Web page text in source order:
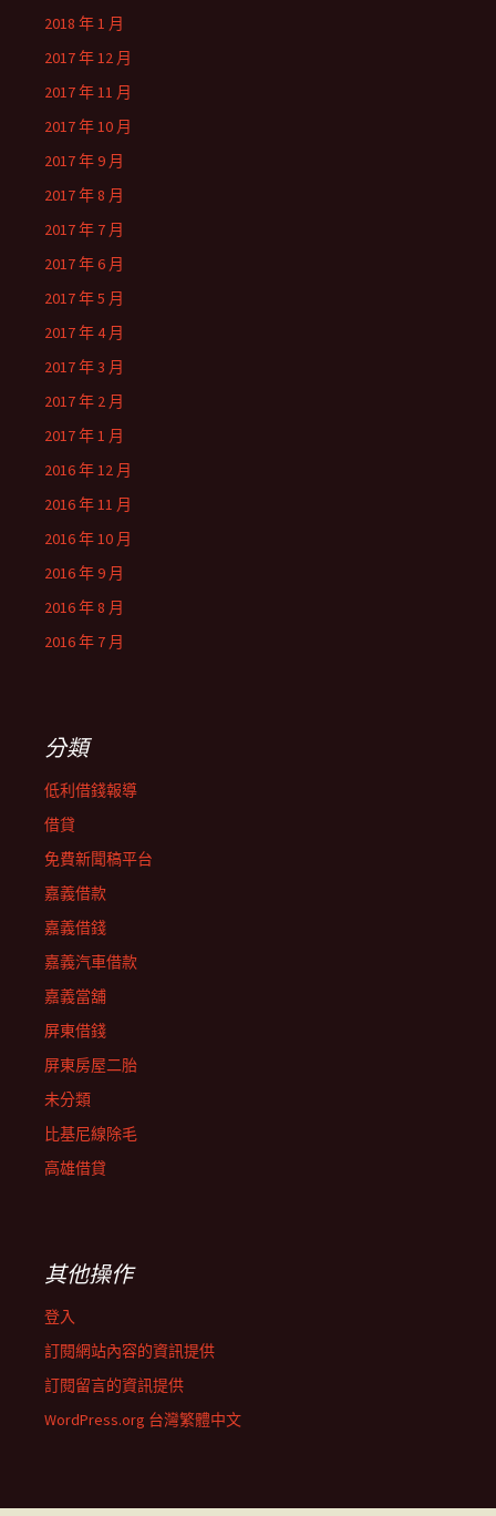
2018 年 1 月
2017 年 12 月
2017 年 11 月
2017 年 10 月
2017 年 9 月
2017 年 8 月
2017 年 7 月
2017 年 6 月
2017 年 5 月
2017 年 4 月
2017 年 3 月
2017 年 2 月
2017 年 1 月
2016 年 12 月
2016 年 11 月
2016 年 10 月
2016 年 9 月
2016 年 8 月
2016 年 7 月
分類
低利借錢報導
借貸
免費新聞稿平台
嘉義借款
嘉義借錢
嘉義汽車借款
嘉義當舖
屏東借錢
屏東房屋二胎
未分類
比基尼線除毛
高雄借貸
其他操作
登入
訂閱網站內容的資訊提供
訂閱留言的資訊提供
WordPress.org 台灣繁體中文